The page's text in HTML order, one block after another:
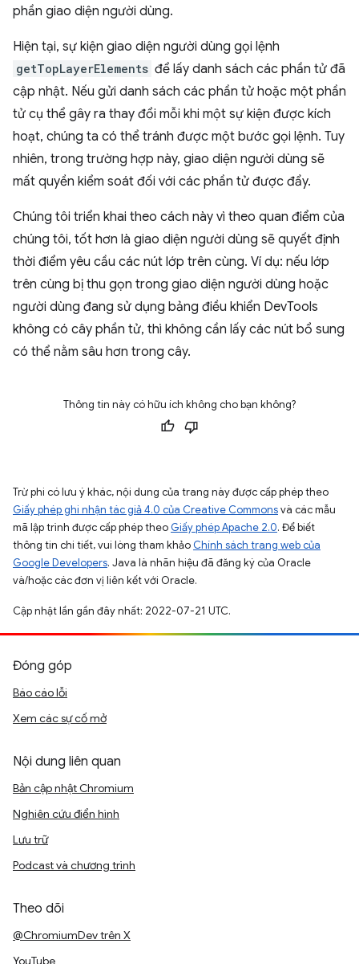
phần giao diện người dùng.
Hiện tại, sự kiện giao diện người dùng gọi lệnh
getTopLayerElements để lấy danh sách các phần tử đã
cập nhật. Nếu gửi danh sách các phần tử hoặc một phần
tử cụ thể gây ra thay đổi mỗi khi một sự kiện được kích
hoạt, chúng ta có thể tránh được một bước gọi lệnh. Tuy
nhiên, trong trường hợp này, giao diện người dùng sẽ
mất quyền kiểm soát đối với các phần tử được đẩy.
Chúng tôi triển khai theo cách này vì theo quan điểm của
chúng tôi, tốt hơn là giao diện người dùng sẽ quyết định
thời điểm yêu cầu các nút lớp trên cùng. Ví dụ: nếu lớp
trên cùng bị thu gọn trong giao diện người dùng hoặc
người dùng đang sử dụng bảng điều khiển DevTools
không có cây phần tử, thì không cần lấy các nút bổ sung
có thể nằm sâu hơn trong cây.
Thông tin này có hữu ích không cho bạn không?
Trừ phi có lưu ý khác, nội dung của trang này được cấp phép theo
Giấy phép ghi nhận tác giả 4.0 của Creative Commonsvà các mẫu
mã lập trình được cấp phép theo Giấy phép Apache 2.0. Để biết
thông tin chi tiết, vui lòng tham khảo Chính sách trang web của
Google Developers. Java là nhãn hiệu đã đăng ký của Oracle
và/hoặc các đơn vị liên kết với Oracle.
Cập nhật lần gần đây nhất: 2022-07-21 UTC.
Đóng góp
Báo cáo lỗi
Xem các sự cố mở
Nội dung liên quan
Bản cập nhật Chromium
Nghiên cứu điển hình
Lưu trữ
Podcast và chương trình
Theo dõi
@ChromiumDev trên X
YouTube